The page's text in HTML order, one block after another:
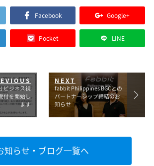
Facebook Google+
Pocket LINE
ビジネス視
付を開始し
ます
fabbit Philippines BGCとの
パートナーシップ締結のお
知らせ
知らせ・ブログ一覧へ